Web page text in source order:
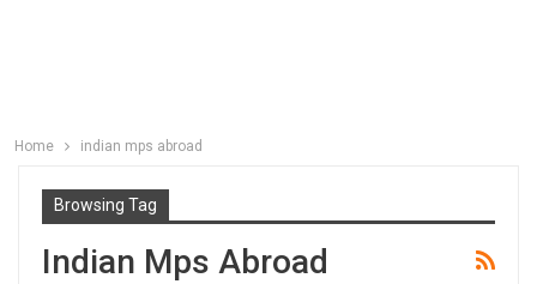
Home indian mps abroad
Browsing Tag
Indian Mps Abroad